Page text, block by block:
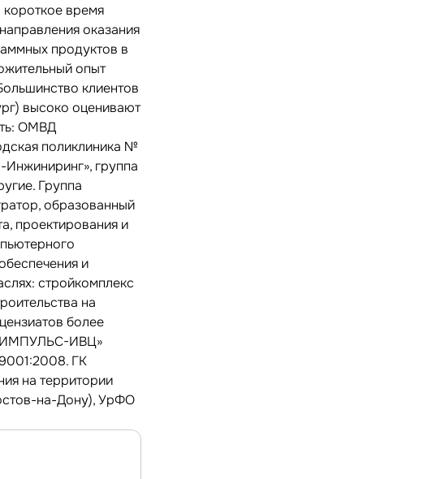
время
оказания
продуктов в
опыт
клиентов
высоко оценивают
ОМВД
поликлиника №
группа
Группа
образованный
проектирования и
и
стройкомплекс
на
более
ИВЦ»
ГК
на территории
на-Дону), УрФО